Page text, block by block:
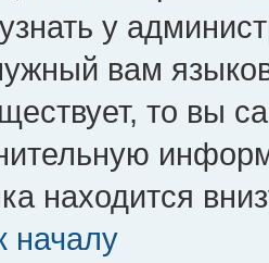
у
вам
то вы
находится
началу